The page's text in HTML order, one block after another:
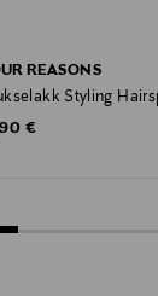
REASONS
Styling
Price
€